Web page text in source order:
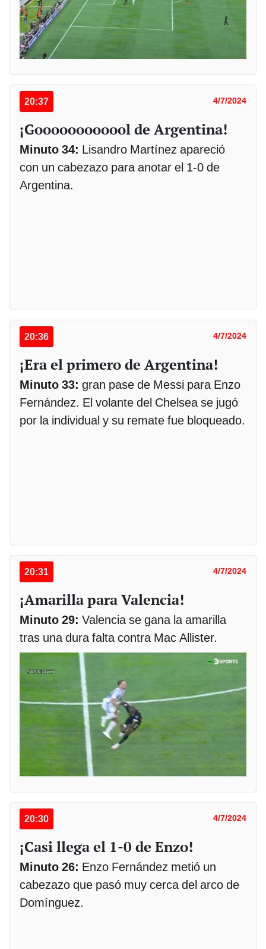
20:37 4/7/2024
¡Goooooooooool de Argentina!
Minuto 34: Lisandro Martínez apareció
con un cabezazo para anotar el 1-0 de
Argentina.
20:36 4/7/2024
¡Era el primero de Argentina!
Minuto 33: gran pase de Messi para Enzo
Fernández. El volante del Chelsea se jugó
por la individual y su remate fue bloqueado.
20:31 4/7/2024
¡Amarilla para Valencia!
Minuto 29: Valencia se gana la amarilla
tras una dura falta contra Mac Allister.
20:30 4/7/2024
¡Casi llega el 1-0 de Enzo!
Minuto 26: Enzo Fernández metió un
cabezazo que pasó muy cerca del arco de
Domínguez.